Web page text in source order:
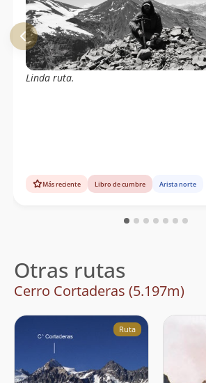
Linda ruta.
Más reciente Libro de cumbre Arista norte
Otras rutas
Cerro Cortaderas (5.197m)
Ruta